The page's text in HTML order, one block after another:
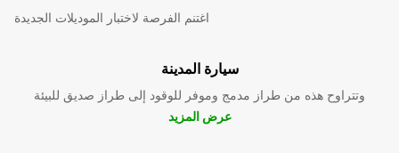
اغتنم الفرصة لاختبار الموديلات الجديدة
سيارة المدينة
وتتراوح هذه من طراز مدمج وموفر للوقود إلى طراز صديق للبيئة
عرض المزيد